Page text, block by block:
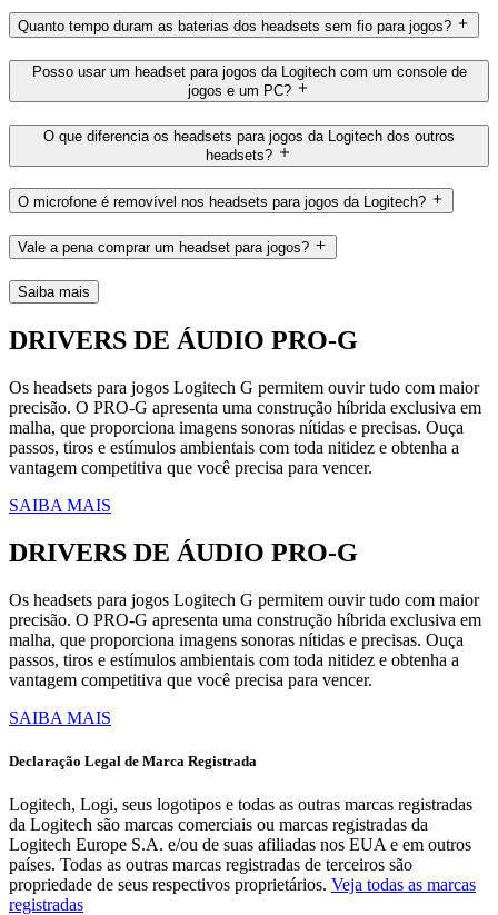
Quanto tempo duram as baterias dos headsets sem fio para jogos?
Posso usar um headset para jogos da Logitech com um console de
jogos e um PC?
O que diferencia os headsets para jogos da Logitech dos outros
headsets?
O microfone é removível nos headsets para jogos da Logitech?
Vale a pena comprar um headset para jogos?
Saiba mais
DRIVERS DE ÁUDIO PRO-G
Os headsets para jogos Logitech G permitem ouvir tudo com maior
precisão. O PRO-G apresenta uma construção híbrida exclusiva em
malha, que proporciona imagens sonoras nítidas e precisas. Ouça
passos, tiros e estímulos ambientais com toda nitidez e obtenha a
vantagem competitiva que você precisa para vencer.
SAIBA MAIS
DRIVERS DE ÁUDIO PRO-G
Os headsets para jogos Logitech G permitem ouvir tudo com maior
precisão. O PRO-G apresenta uma construção híbrida exclusiva em
malha, que proporciona imagens sonoras nítidas e precisas. Ouça
passos, tiros e estímulos ambientais com toda nitidez e obtenha a
vantagem competitiva que você precisa para vencer.
SAIBA MAIS
Declaração Legal de Marca Registrada
Logitech, Logi, seus logotipos e todas as outras marcas registradas
da Logitech são marcas comerciais ou marcas registradas da
Logitech Europe S.A. e/ou de suas afiliadas nos EUA e em outros
países. Todas as outras marcas registradas de terceiros são
propriedade de seus respectivos proprietários. Veja todas as marcas
registradas